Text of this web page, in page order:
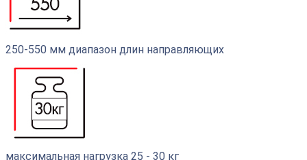
250-550 мм диапазон длин направляющих
максимальная нагрузка 25 - 30 кг